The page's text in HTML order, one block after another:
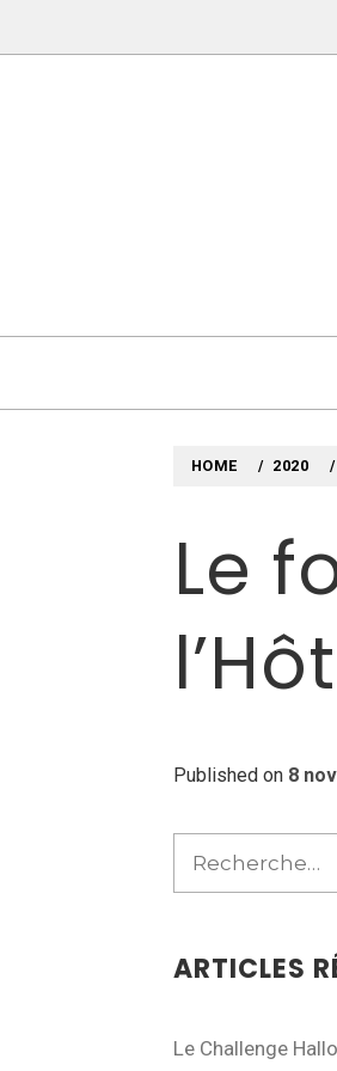
to
HOME 2020
Le
Published on 8
Rechercher :
ARTICLES
Le Challenge